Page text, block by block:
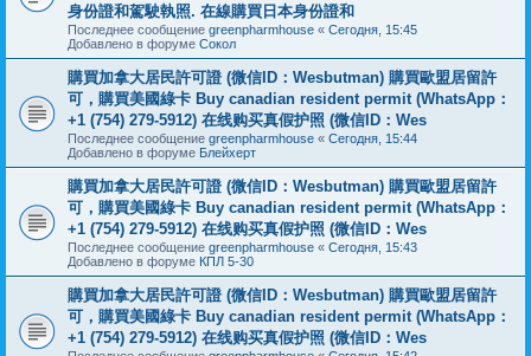
身份證和駕駛執照. 在線購買日本身份證和
Последнее сообщение greenpharmhouse « Сегодня, 15:45
Добавлено в форуме Сокол
購買加拿大居民許可證 (微信ID：Wesbutman) 購買歐盟居留許
可，購買美國綠卡 Buy canadian resident permit (WhatsApp：
+1 (754) 279-5912) 在线购买真假护照 (微信ID：Wes
Последнее сообщение greenpharmhouse « Сегодня, 15:44
Добавлено в форуме Блейхерт
購買加拿大居民許可證 (微信ID：Wesbutman) 購買歐盟居留許
可，購買美國綠卡 Buy canadian resident permit (WhatsApp：
+1 (754) 279-5912) 在线购买真假护照 (微信ID：Wes
Последнее сообщение greenpharmhouse « Сегодня, 15:43
Добавлено в форуме КПЛ 5-30
購買加拿大居民許可證 (微信ID：Wesbutman) 購買歐盟居留許
可，購買美國綠卡 Buy canadian resident permit (WhatsApp：
+1 (754) 279-5912) 在线购买真假护照 (微信ID：Wes